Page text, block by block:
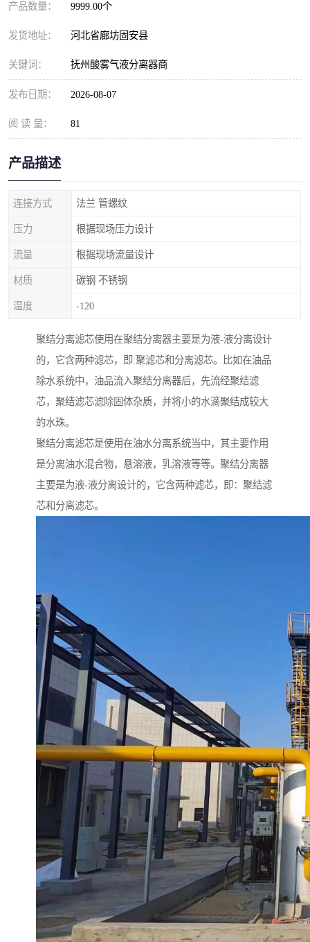
产品数量： 9999.00个
发货地址： 河北省廊坊固安县
关键词： 抚州酸雾气液分离器商
发布日期： 2026-08-07
阅 读 量： 81
产品描述
连接方式 法兰 管螺纹
压力 根据现场压力设计
流量 根据现场流量设计
材质 碳钢 不锈钢
温度 -120
聚结分离滤芯使用在聚结分离器主要是为液-液分离设计
的，它含两种滤芯，即:聚滤芯和分离滤芯。比如在油品
除水系统中，油品流入聚结分离器后，先流经聚结滤
芯，聚结滤芯滤除固体杂质，并将小的水滴聚结成较大
的水珠。
聚结分离滤芯是使用在油水分离系统当中，其主要作用
是分离油水混合物，悬溶液，乳溶液等等。聚结分离器
主要是为液-液分离设计的，它含两种滤芯，即：聚结滤
芯和分离滤芯。